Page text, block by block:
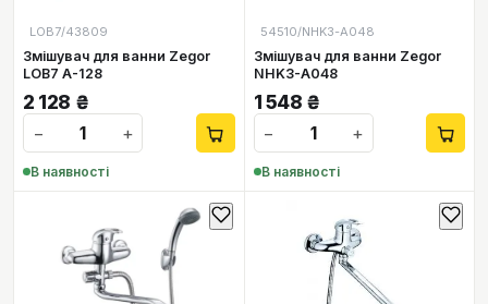
LOB7/43809
Змішувач для ванни Zegor
LOB7 А-128
2 128 ₴
−
+
В наявності
54510/NHK3-A048
Змішувач для ванни Zegor
NHK3-A048
1 548 ₴
−
+
В наявності